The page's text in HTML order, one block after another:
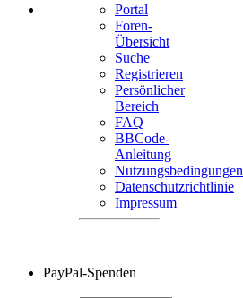
Portal
Foren-
Übersicht
Suche
Registrieren
Persönlicher
Bereich
FAQ
BBCode-
Anleitung
Nutzungsbedingungen
Datenschutzrichtlinie
Impressum
PayPal-Spenden